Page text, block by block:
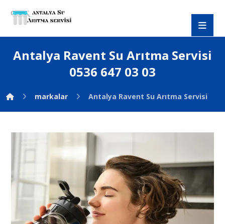
Antalya Ravent Su Arıtma Servisi
0536 647 03 03
markalar Antalya Ravent Su Arıtma Servisi